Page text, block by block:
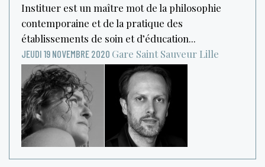
Instituer est un maître mot de la philosophie
contemporaine et de la pratique des
établissements de soin et d’éducation...
JEUDI 19 NOVEMBRE 2020 Gare Saint Sauveur Lille